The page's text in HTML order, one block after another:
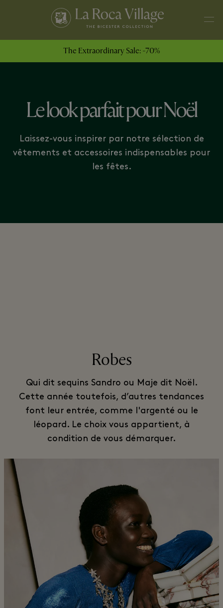
The Extraordinary Sale: -70%
Le look parfait pour Noël
Laissez-vous inspirer par notre sélection de
vêtements et accessoires indispensables pour
les fêtes.
MODE HOMME MONTRES ET ACCESSOIRES
Robes
Qui dit sequins Sandro ou Maje dit Noël.
Cette année toutefois, d’autres tendances
font leur entrée, comme l'argenté ou le
léopard. Le choix vous appartient, à
condition de vous démarquer.